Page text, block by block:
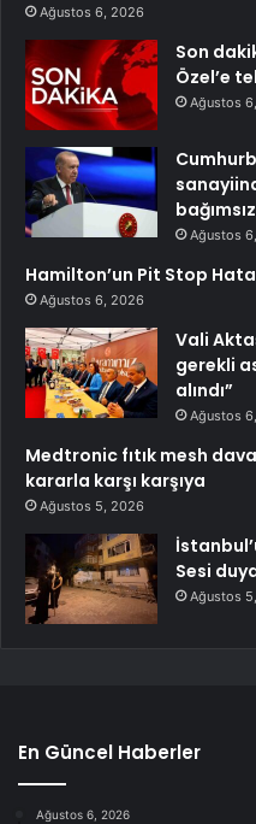
Ağustos 6, 2026
Son
Özel’e
Ağustos
Ağustos
Hamilton’un Pit Stop
Ağustos 6, 2026
Vali
gerekli
alındı”
Ağustos
Medtronic fıtık mesh
kararla karşı karşıya
Ağustos 5, 2026
Sesi
Ağustos
En Güncel Haberler
Ağustos 6, 2026